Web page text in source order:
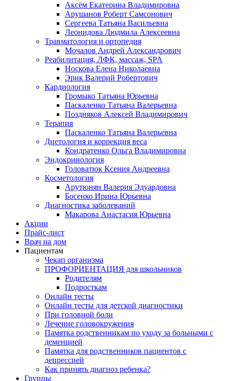
Аксём Екатерина Владимировна
Арушанов Роберт Самсонович
Сергеева Татьяна Васильевна
Леонидова Людмила Алексеевна
Травматология и ортопедия
Мочалов Андрей Александрович
Реабилитация, ЛФК, массаж, SPA
Носкова Елена Николаевна
Эрик Валерий Робертович
Кардиология
Громыко Татьяна Юрьевна
Паскаленко Татьяна Валерьевна
Поздняков Алексей Владимирович
Терапия
Паскаленко Татьяна Валерьевна
Диетология и коррекция веса
Кондратенко Ольга Владимировна
Эндокринология
Головатюк Ксения Андреевна
Косметология
Арутюнян Валерия Эдуардовна
Босенко Ирина Юрьевна
Диагностика заболеваний
Макарова Анастасия Юрьевна
Акции
Прайс-лист
Врач на дом
Пациентам
Чекап организма
ПРОФОРИЕНТАЦИЯ для школьников
Родителям
Подросткам
Онлайн тесты
Онлайн тесты для детской диагностики
При головной боли
Лечение головокружения
Памятка родственникам по уходу за больными с
деменцией
Памятка для родственников пациентов с
депрессией
Как принять диагноз ребенка?
Группы